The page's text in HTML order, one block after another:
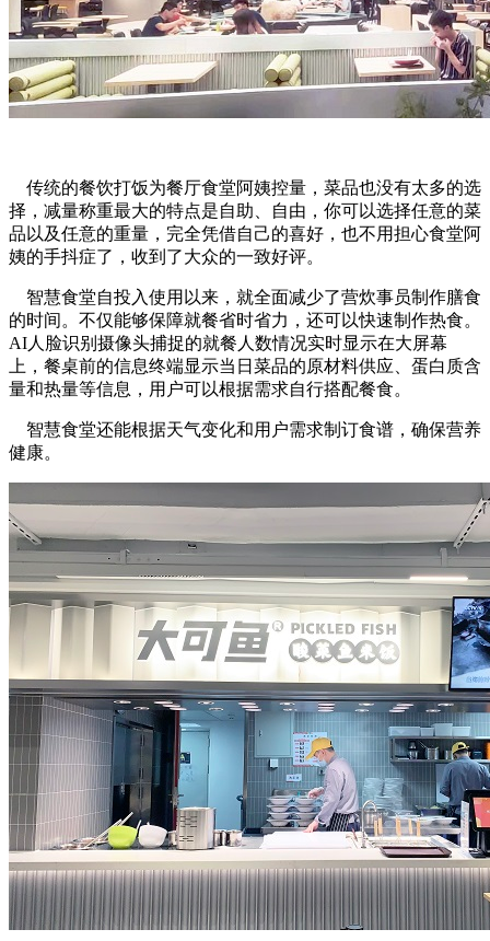
传统的餐饮打饭为餐厅食堂阿姨控量，菜品也没有太多的选
择，减量称重最大的特点是自助、自由，你可以选择任意的菜
品以及任意的重量，完全凭借自己的喜好，也不用担心食堂阿
姨的手抖症了，收到了大众的一致好评。
智慧食堂自投入使用以来，就全面减少了营炊事员制作膳食
的时间。不仅能够保障就餐省时省力，还可以快速制作热食。
AI人脸识别摄像头捕捉的就餐人数情况实时显示在大屏幕
上，餐桌前的信息终端显示当日菜品的原材料供应、蛋白质含
量和热量等信息，用户可以根据需求自行搭配餐食。
智慧食堂还能根据天气变化和用户需求制订食谱，确保营养
健康。